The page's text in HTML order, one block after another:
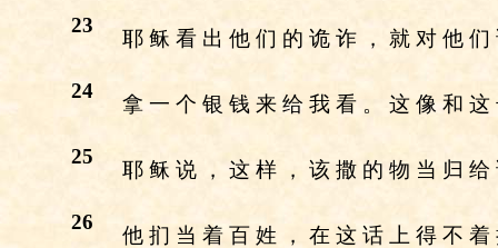
23
耶 稣 看 出 他 们 的 诡 诈 ， 就 对 他 们
24
拿 一 个 银 钱 来 给 我 看 。 这 像 和
25
耶 稣 说 ， 这 样 ， 该 撒 的 物 当 归
26
他 扪 当 着 百 姓 ， 在 这 话 上 得 不